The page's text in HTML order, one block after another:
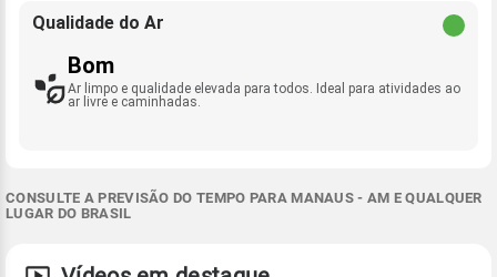
Qualidade do Ar
Bom
Ar limpo e qualidade elevada para todos. Ideal para atividades ao
ar livre e caminhadas.
CONSULTE A PREVISÃO DO TEMPO PARA MANAUS - AM E QUALQUER
LUGAR DO BRASIL